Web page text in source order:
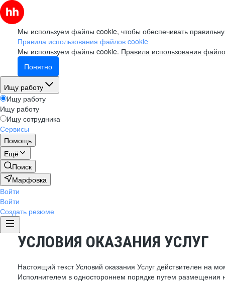
Мы используем файлы cookie, чтобы обеспечивать
Правила использования файлов cookie
Мы используем файлы cookie. Правила использования
Понятно
Ищу работу
Ищу работу
Ищу работу
Ищу сотрудника
Сервисы
Помощь
Ещё
Поиск
Марфовка
Войти
Войти
Создать резюме
УСЛОВИЯ ОКАЗАНИЯ УСЛУГ
Настоящий текст Условий оказания Услуг действителен на
Исполнителем в одностороннем порядке путем размещения